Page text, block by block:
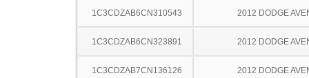
1C3CDZAB6CN310543 2012 DODGE
1C3CDZAB6CN323891 2012 DODGE
1C3CDZAB7CN136126 2012 DODGE